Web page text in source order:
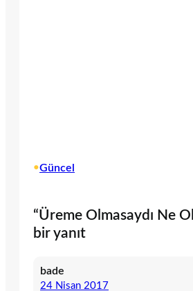
•Güncel
“Üreme Olmasaydı Ne
bir yanıt
bade
24 Nisan 2017